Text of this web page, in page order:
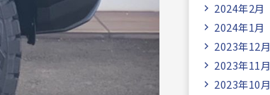
2024年2月
2024年1月
2023年12月
2023年11月
2023年10月